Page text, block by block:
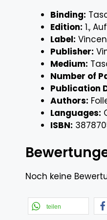
Binding:
Edition: 1.,
Label:
Publisher:
Medium:
Number of
Publication
Authors:
Languages:
ISBN:
Noch keine
teilen